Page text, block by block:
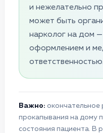
и нежелательно
может быть
нарколог на дом
оформлением и
ответственностью.
Важно:
прокапывания на дому
состояния пациента. В